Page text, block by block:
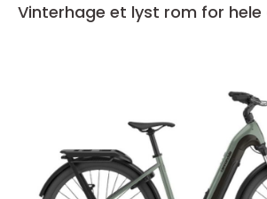
Vinterhage et lyst rom for